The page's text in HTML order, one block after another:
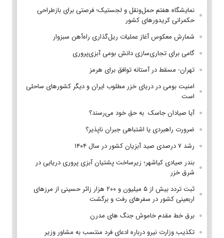
نمایشگاه هفتم حمل‌ونقل و لجستیک؛ فرصتی برای بازطراحی
حکمرانی کریدورهای کشور
شمارش معکوس آغاز عملیات ریل‌گذاری راه‌آهن سبزوار
گامی برای تجاری‌سازی دانش بومی آبزی‌پروری
تهران- مسقط در آستانه توافق برای هرمز
امنیت بومی در دریای خزر مطلوب ایران و دیگر کشورهای ساحلی
است
آیا صیادان جاسک به حق خود می‌رسند؟
ضرورت راهبردی یا اشتباهی جبران ناپذیر؟
رشد ۷ درصدی صید آبزیان کشور در سال ۱۴۰۴
بندر صیادی کیاشهر؛ زیرساخت پشتیان آبزی پروری دریایی در
شرق خزر
ثبت تردد بیش از ۵ میلیون و ۲۰۰ هزار زائر حسینی از مرزهای
اربعینی کشور در سفرهای رفت و برگشت
برق خط مقدم خاموش جنگ های مدرن
تکذیب وزارت نیرو درباره ادعای فرد منتسب به مشاور وزیر